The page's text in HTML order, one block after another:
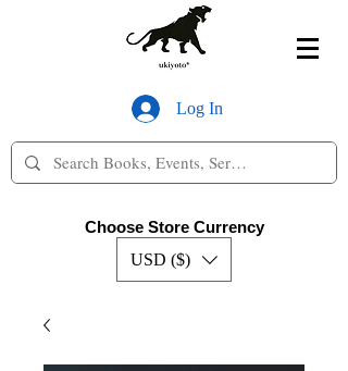
Log In
Choose Store Currency
USD ($)